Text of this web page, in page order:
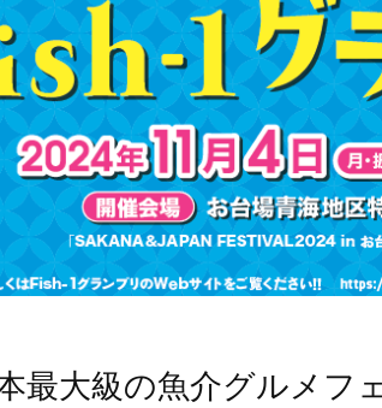
最大級の魚介グルメフ